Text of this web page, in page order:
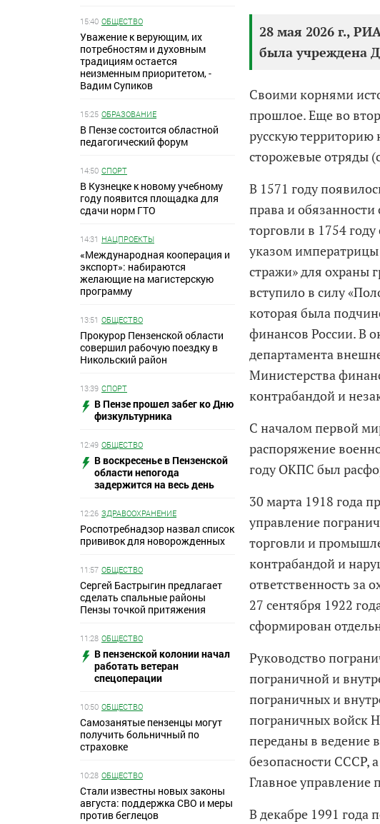
15:40 ОБЩЕСТВО
Уважение к верующим, их
потребностям и духовным
традициям остается
неизменным приоритетом, -
Вадим Супиков
15:25 ОБРАЗОВАНИЕ
В Пензе состоится областной
педагогический форум
14:50 СПОРТ
В Кузнецке к новому учебному
году появится площадка для
сдачи норм ГТО
14:31 НАЦПРОЕКТЫ
«Международная кооперация и
экспорт»: набираются
желающие на магистерскую
программу
13:51 ОБЩЕСТВО
Прокурор Пензенской области
совершил рабочую поездку в
Никольский район
13:39 СПОРТ
В Пензе прошел забег ко Дню
физкультурника
12:49 ОБЩЕСТВО
В воскресенье в Пензенской
области непогода
задержится на весь день
12:26 ЗДРАВООХРАНЕНИЕ
Роспотребнадзор назвал список
прививок для новорожденных
11:57 ОБЩЕСТВО
Сергей Бастрыгин предлагает
сделать спальные районы
Пензы точкой притяжения
11:28 ОБЩЕСТВО
В пензенской колонии начал
работать ветеран
спецоперации
10:50 ОБЩЕСТВО
Самозанятые пензенцы могут
получить больничный по
страховке
10:28 ОБЩЕСТВО
Стали известны новых законы
августа: поддержка СВО и меры
против беглецов
28 мая 2026 г.,
была учреждена
Своими корнями
прошлое. Еще во
русскую территорию
сторожевые отряды
В 1571 году
права и
торговли в 1754
указом
стражи» для охраны
вступило в силу
которая была
финансов России. В
департамента
Министерства
контрабандой и
С началом первой
распоряжение
году ОКПС был
30 марта 1918 года
управление
торговли и
контрабандой и
ответственность за
27 сентября 1922
сформирован
Руководство
пограничной и
пограничных и
пограничных войск
переданы в ведение
безопасности СССР,
Главное
В декабре 1991 года